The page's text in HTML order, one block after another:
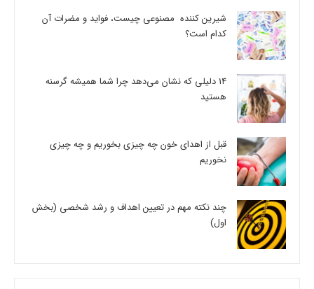
شیرین کننده مصنوعی چیست، فواید و مضرات آن
کدام است؟
14 دلیلی که نشان می‌دهد چرا شما همیشه گرسنه
هستید
قبل از اهدای خون چه چیزی بخوریم و چه چیزی
نخوریم
چند نکته مهم در تعیین اهداف و رشد شخصی (بخش
اول)